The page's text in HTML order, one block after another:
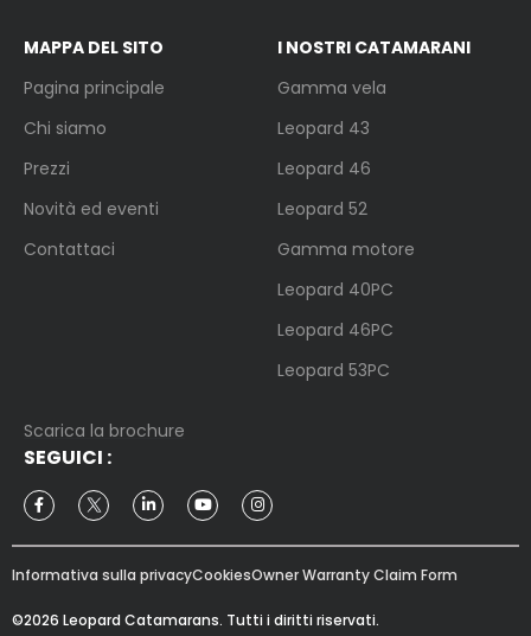
MAPPA DEL SITO
Pagina principale
Chi siamo
Prezzi
Novità ed eventi
Contattaci
I NOSTRI CATAMARANI
Gamma vela
Leopard 43
Leopard 46
Leopard 52
Gamma motore
Leopard 40PC
Leopard 46PC
Leopard 53PC
Scarica la brochure
SEGUICI :
Informativa sulla privacyCookiesOwner Warranty Claim Form
©2026 Leopard Catamarans. Tutti i diritti riservati.